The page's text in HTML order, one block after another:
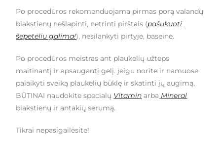
Po procedūros rekomenduojama pirmas porą valandų
blakstienų nešlapinti, netrinti pirštais (pašukuoti
šepetėliu galima!), nesilankyti pirtyje, baseine.
Po procedūros meistras ant plaukelių užteps
maitinantį ir apsaugantį gelį. jeigu norite ir namuose
palaikyti sveiką plaukelių būklę ir skatinti jų augimą,
BŪTINAI naudokite specialų Vitamin arba Mineral
blakstienų ir antakių serumą.
Tikrai nepasigailėsite!